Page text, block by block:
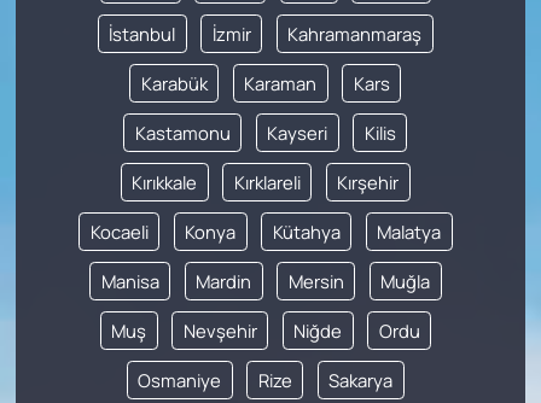
İstanbul İzmir Kahramanmaraş
Karabük Karaman Kars
Kastamonu Kayseri Kilis
Kırıkkale Kırklareli Kırşehir
Kocaeli Konya Kütahya Malatya
Manisa Mardin Mersin Muğla
Muş Nevşehir Niğde Ordu
Osmaniye Rize Sakarya